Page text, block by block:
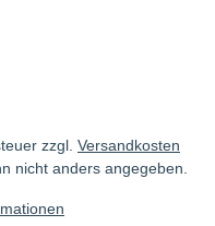
zzgl. Versandkosten
nicht anders angegeben.